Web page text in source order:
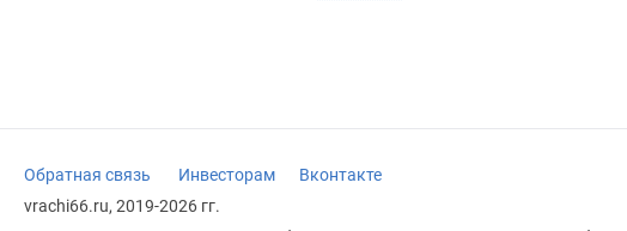
Обратная связь Инвесторам
Вконтакте
vrachi66.ru, 2019-2026 гг.